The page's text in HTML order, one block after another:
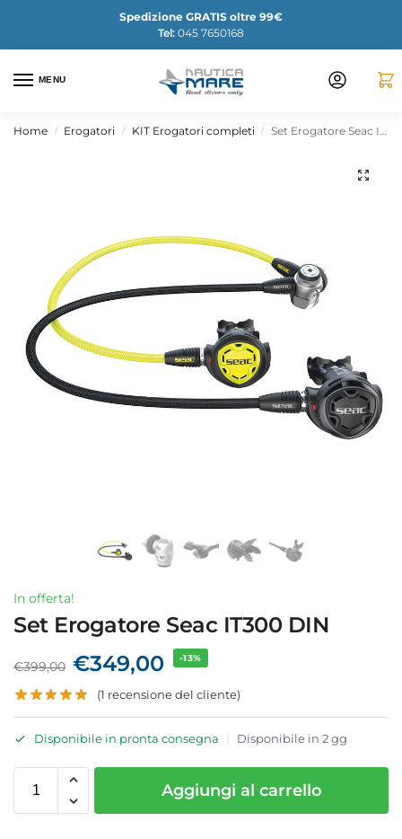
Spedizione GRATIS oltre 99€
Tel: 045 7650168
MENU
Home / Erogatori / KIT Erogatori completi / Set Erogatore Seac IT300 DIN
In offerta!
Set Erogatore Seac IT300 DIN
€399,00 €349,00 -13%
(1 recensione del cliente)
Disponibile in pronta consegna Disponibile in 2 gg
Aggiungi al carrello